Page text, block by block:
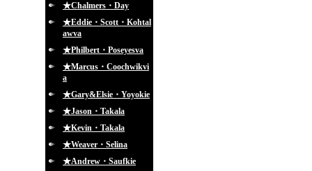
★Chalmers・Day
★Eddie・Scott・Kohtal
awva
★Philbert・Poseyesva
★Marcus・Coochwikvi
a
★Gary&Elsie・Yoyokie
★Jason・Takala
★Kevin・Takala
★Weaver・Selina
★Andrew・Saufkie